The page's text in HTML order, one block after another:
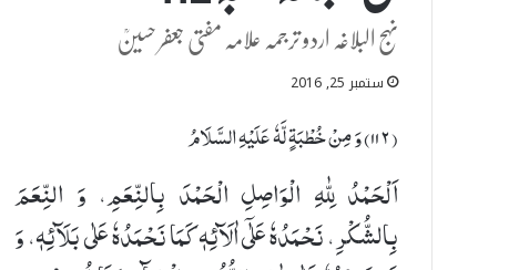
نہج البلاغہ اردو ترجمہ علامہ مفتی جعفر حسینؒ
ستمبر 25, 2016
(۱۱٢) وَ مِنْ خُطْبَةٍ لَّهٗ عَلَیْهِ السَّلَامُ
اَلْحَمْدُ لِلّٰهِ الْوَاصِلِ الْحَمْدَ بِالنِّعَمِ، وَ النِّعَمَ
بِالشُّكْرِ، نَحْمَدُهٗ عَلٰۤی اٰلَآئِهٖ كَمَا نَحْمَدُهٗ عَلٰی بَلَآئِهٖ، وَ